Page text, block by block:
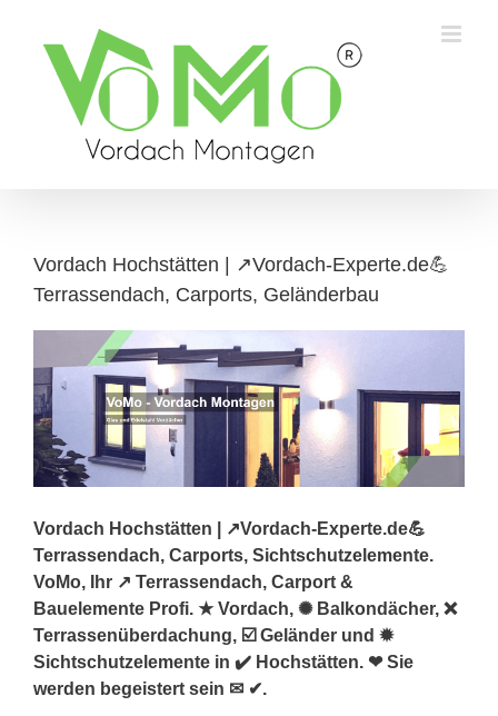
content
Vordach Hochstätten | ↗️Vordach-Experte.de💪
Terrassendach, Carports, Geländerbau
Vordach Hochstätten | ↗️Vordach-Experte.de💪
Terrassendach, Carports, Sichtschutzelemente.
VoMo, Ihr ↗️ Terrassendach, Carport &
Bauelemente Profi. ★ Vordach, ✺ Balkondächer, ❌
Terrassenüberdachung, ☑️ Geländer und ✹
Sichtschutzelemente in ✔️ Hochstätten. ❤ Sie
werden begeistert sein ✉ ✔.